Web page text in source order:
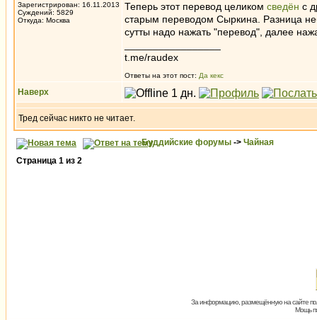
Зарегистрирован: 16.11.2013
Суждений: 5829
Откуда: Москва
Теперь этот перевод целиком сведён с
старым переводом Сыркина. Разница
сутты надо нажать "перевод", далее
t.me/raudex
Ответы на этот пост: Да кекс
Наверх
Тред сейчас никто не читает.
Буддийские форумы -> Чайная
Страница 1 из 2
За информацию, размещённую на сайте
Мощь